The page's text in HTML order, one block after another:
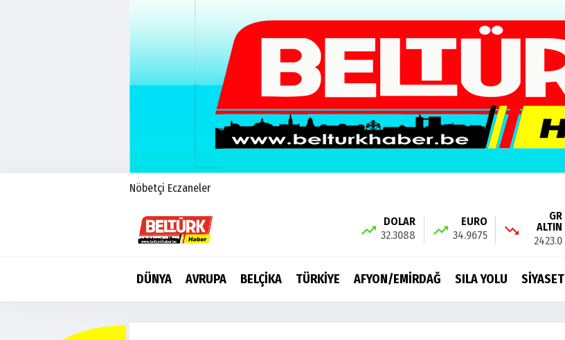
Nöbetçi Eczaneler
DOLAR
32.3088
EURO
34.9675
GR
ALTIN
2423.0
DÜNYA AVRUPA BELÇİKA TÜRKİYE AFYON/EMİRDAĞ SILA YOLU SİYASET